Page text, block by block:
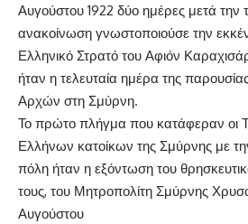
Αυγούστου 1922 δύο ημέρες μετά την
ανακοίνωση γνωστοποιούσε την
Ελληνικό Στρατό του Αφιόν
ήταν η τελευταία ημέρα της
Αρχών στη Σμύρνη.
Το πρώτο πλήγμα που κατάφεραν οι
Ελλήνων κατοίκων της Σμύρνης με
πόλη ήταν η εξόντωση του
τους, του Μητροπολίτη Σμύρνης
Αυγούστου